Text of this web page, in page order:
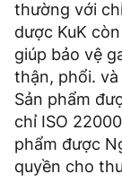
thường với
dược KuK
giúp bảo vệ
thận, phổi.
Sản phẩm
chỉ ISO
phẩm được
quyền cho